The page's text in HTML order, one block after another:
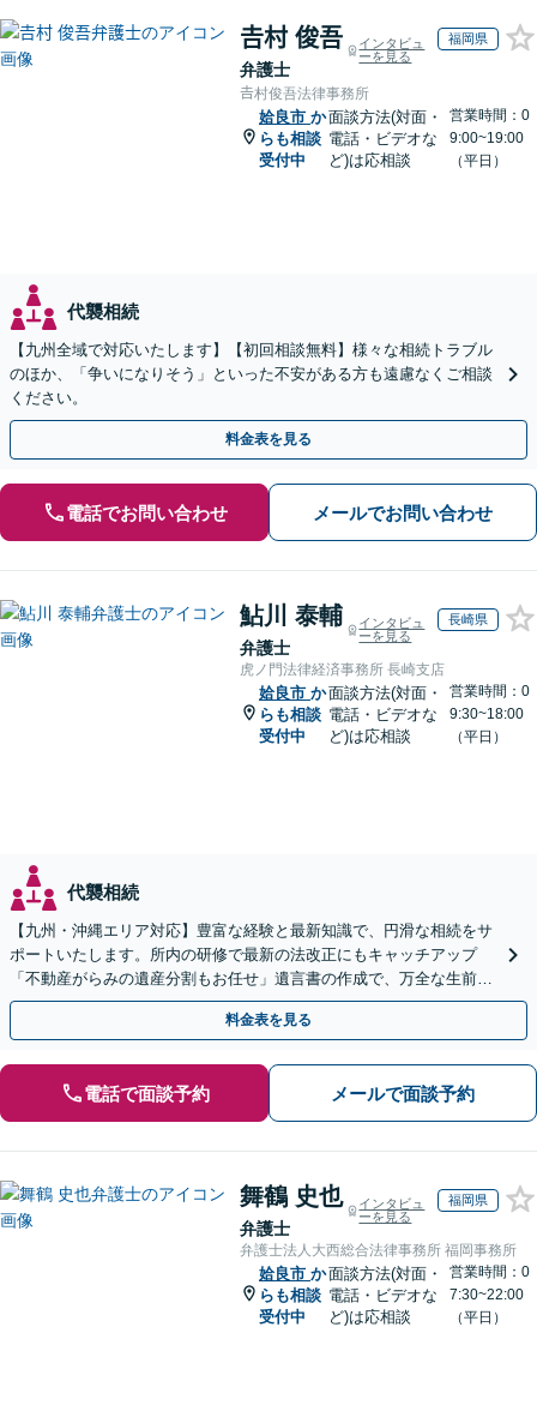
𠮷村 俊吾
弁護士
インタビュ
ーを見る
福岡県
𠮷村俊吾法律事務所
姶良市 か
らも相談
受付中
面談方法(対面・
電話・ビデオな
ど)は応相談
営業時間：0
9:00~19:00
（平日）
代襲相続
【九州全域で対応いたします】【初回相談無料】様々な相続トラブル
のほか、「争いになりそう」といった不安がある方も遠慮なくご相談
ください。
料金表を見る
電話でお問い合わせ メールでお問い合わせ
鮎川 泰輔
弁護士
インタビュ
ーを見る
長崎県
虎ノ門法律経済事務所 長崎支店
姶良市 か
らも相談
受付中
面談方法(対面・
電話・ビデオな
ど)は応相談
営業時間：0
9:30~18:00
（平日）
代襲相続
【九州・沖縄エリア対応】豊富な経験と最新知識で、円滑な相続をサ
ポートいたします。所内の研修で最新の法改正にもキャッチアップ
「不動産がらみの遺産分割もお任せ」遺言書の作成で、万全な生前対
策をおこないましょう【夜間・休日面談可】
料金表を見る
電話で面談予約 メールで面談予約
舞鶴 史也
弁護士
インタビュ
ーを見る
福岡県
弁護士法人大西総合法律事務所 福岡事務所
姶良市 か
らも相談
受付中
面談方法(対面・
電話・ビデオな
ど)は応相談
営業時間：0
7:30~22:00
（平日）